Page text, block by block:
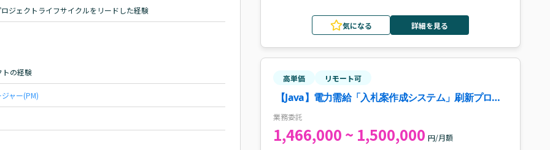
ジェクトライフサイクルをリードした経験
トの経験
ャー(PM)
気になる 詳細を見る
高単価 リモート可
【Java】電力需給「入札案作成システム」刷新プロジ
ェクト案件・求人
業務委託
1,466,000 ~ 1,500,000 円/月額